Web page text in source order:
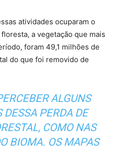
atividades ocuparam o
a vegetação que mais
foram 49,1 milhões de
do que foi removido de
ALGUNS
DESSA PERDA DE
COMO NAS
BIOMA. OS MAPAS